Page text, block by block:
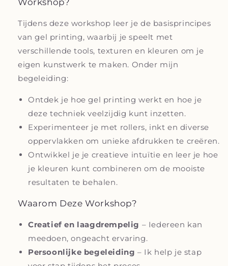
Workshop?
Tijdens deze workshop leer je de basisprincipes
van gel printing, waarbij je speelt met
verschillende tools, texturen en kleuren om je
eigen kunstwerk te maken. Onder mijn
begeleiding:
Ontdek je hoe gel printing werkt en hoe je
deze techniek veelzijdig kunt inzetten.
Experimenteer je met rollers, inkt en diverse
oppervlakken om unieke afdrukken te creëren.
Ontwikkel je je creatieve intuïtie en leer je hoe
je kleuren kunt combineren om de mooiste
resultaten te behalen.
Waarom Deze Workshop?
Creatief en laagdrempelig – Iedereen kan
meedoen, ongeacht ervaring.
Persoonlijke begeleiding – Ik help je stap